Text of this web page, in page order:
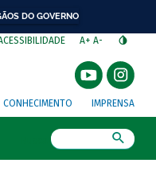
DO GOVERNO
A+ A-
CONHECIMENTO IMPRENSA